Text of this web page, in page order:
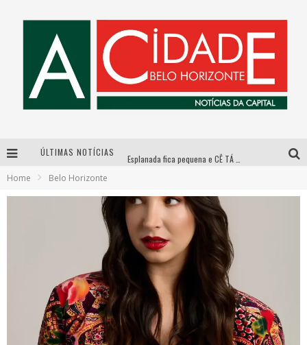
ÚLTIMAS NOTÍCIAS
Home Belo Horizonte